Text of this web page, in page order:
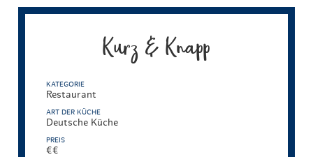
Kurz & Knapp
KATEGORIE
Restaurant
ART DER KÜCHE
Deutsche Küche
PREIS
€€